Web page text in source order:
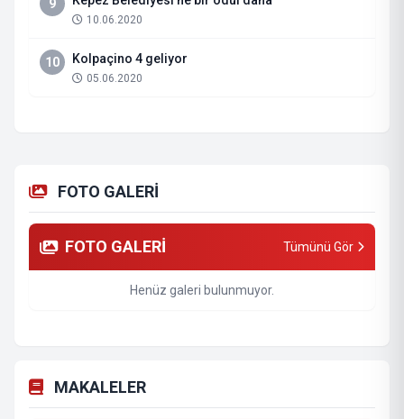
9
10.06.2020
10 Kolpaçino 4 geliyor
05.06.2020
FOTO GALERİ
FOTO GALERİ Tümünü Gör
Henüz galeri bulunmuyor.
MAKALELER